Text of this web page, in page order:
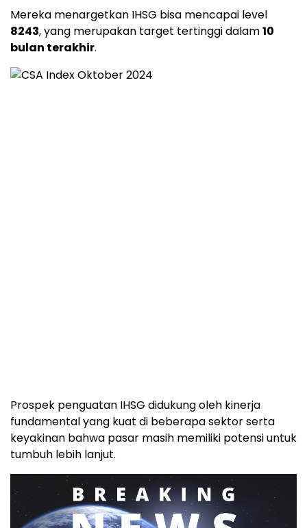
Mereka menargetkan IHSG bisa mencapai level
8243, yang merupakan target tertinggi dalam10
bulan terakhir.
Prospek penguatan IHSG didukung oleh kinerja
fundamental yang kuat di beberapa sektor serta
keyakinan bahwa pasar masih memiliki potensi untuk
tumbuh lebih lanjut.